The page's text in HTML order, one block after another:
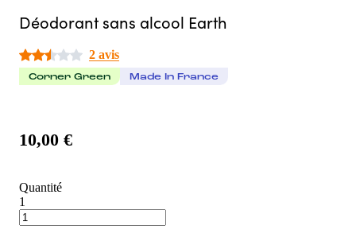
Déodorant sans alcool Earth
2 avis
Corner Green Made In France
10,00 €
Quantité
1